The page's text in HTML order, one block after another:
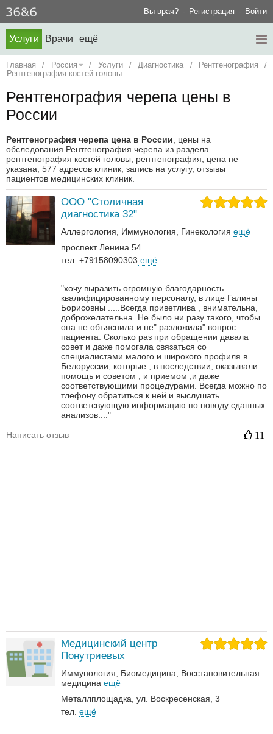
Вы врач? Регистрация Войти
Услуги Врачи ещё
Главная / Россия / Услуги / Диагностика / Рентгенография
/
Рентгенография костей головы
Рентгенография черепа цены в
России
Рентгенография черепа цена в России, цены на
обследования Рентгенография черепа из раздела
рентгенография костей головы, рентгенография, цена не
указана, 577 адресов клиник, запись на услугу, отзывы
пациентов медицинских клиник.
ООО "Столичная
диагностика 32"
Аллергология Иммунология Гинекология ещё
проспект Ленина 54
тел. +79158090303 ещё
"хочу выразить огромную благодарность
квалифицированному персоналу, в лице Галины
Борисовны .....Всегда приветлива , внимательна,
доброжелательна. Не было ни разу такого, чтобы
она не объяснила и не" разложила" вопрос
пациента. Сколько раз при обращении давала
совет и даже помогала связаться со
специалистами малого и широкого профиля в
Белоруссии, которые , в последствии, оказывали
помощь и советом , и приемом ,и даже
соответствующими процедурами. Всегда можно по
тлефону обратиться к ней и выслушать
соответсвующую информацию по поводу сданных
анализов...."
Написать отзыв 11
Медицинский центр
Понутриевых
Иммунология Биомедицина Восстановительная
медицина ещё
Металлплощадка, ул. Воскресенская, 3
тел. ещё